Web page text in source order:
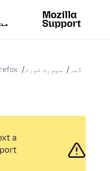
گھر سپورٹ فورم
a